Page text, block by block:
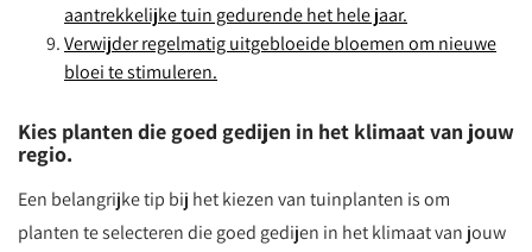
aantrekkelijke tuin gedurende het hele jaar.
Verwijder regelmatig uitgebloeide bloemen om nieuwe
bloei te stimuleren.
Kies planten die goed gedijen in het klimaat van jouw
regio.
Een belangrijke tip bij het kiezen van tuinplanten is om
planten te selecteren die goed gedijen in het klimaat van jouw